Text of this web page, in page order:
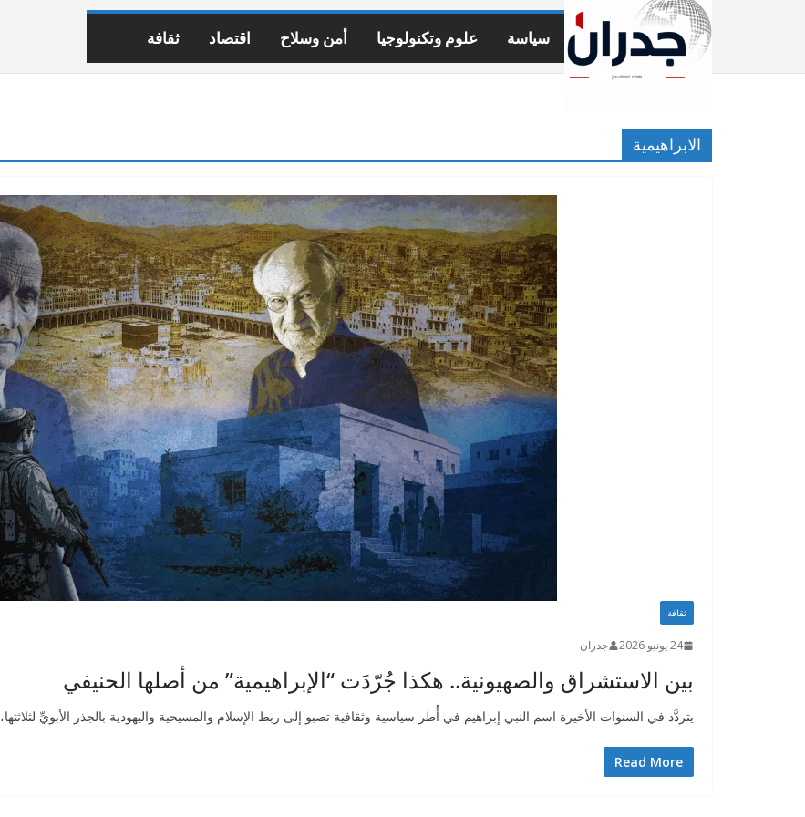
سياسة علوم وتكنولوجيا أمن وسلاح اقتصاد ثقافة
الابراهيمية
ثقافة
24 يونيو 2026 جدران
بين الاستشراق والصهيونية.. هكذا جُرّدَت “الإبراهيمية” من أصلها الحنيفي
يتردَّد في السنوات الأخيرة اسم النبي إبراهيم في أُطر سياسية وثقافية تصبو إلى ربط الإسلام والمسيحية واليهودية بالجذر الأبويِّ لثلاثتها،
Read More